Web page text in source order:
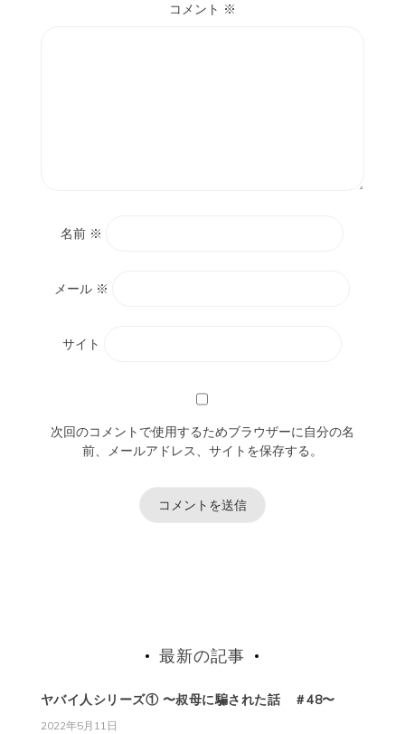
コメント ※
名前 ※
メール ※
サイト
次回のコメントで使用するためブラウザーに自分の名
前、メールアドレス、サイトを保存する。
最新の記事
ヤバイ人シリーズ① 〜叔母に騙された話 ＃48〜
2022年5月11日